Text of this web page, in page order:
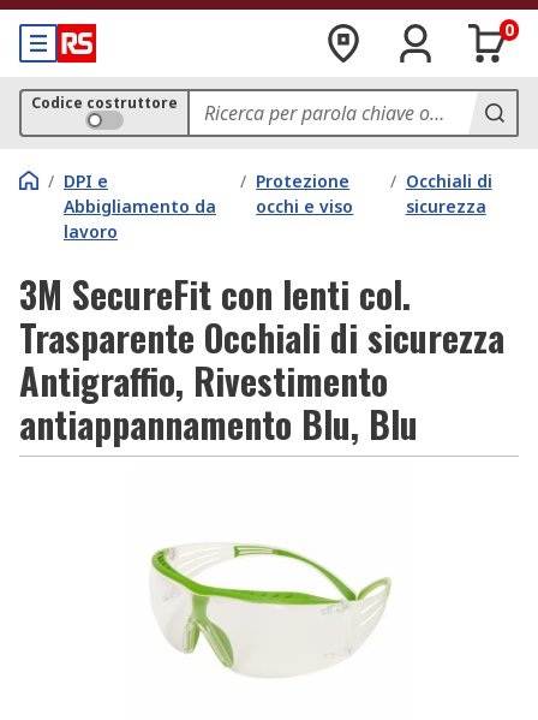
0
Codice costruttore
/ DPI e
Abbigliamento da
lavoro
/ Protezione
occhi e viso
/ Occhiali di
sicurezza
3M SecureFit con lenti col.
Trasparente Occhiali di sicurezza
Antigraffio, Rivestimento
antiappannamento Blu, Blu